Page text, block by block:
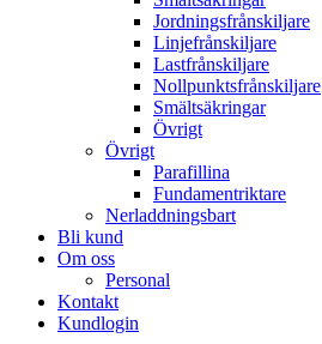
Jordningsfrånskiljare
Linjefrånskiljare
Lastfrånskiljare
Nollpunktsfrånskiljare
Smältsäkringar
Övrigt
Övrigt
Parafillina
Fundamentriktare
Nerladdningsbart
Bli kund
Om oss
Personal
Kontakt
Kundlogin